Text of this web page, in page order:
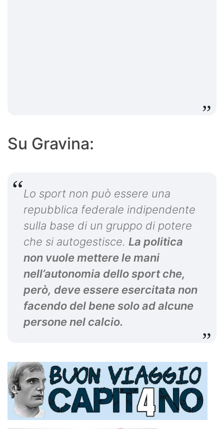
Su Gravina:
Lo sport non può essere una
repubblica federale indipendente
sulla base di un gruppo di potere
che si autogestisce. La politica
non vuole mettere le mani
nell’autonomia dello sport che,
però, deve essere esercitata non
facendo del bene solo ad alcune
persone nel calcio.